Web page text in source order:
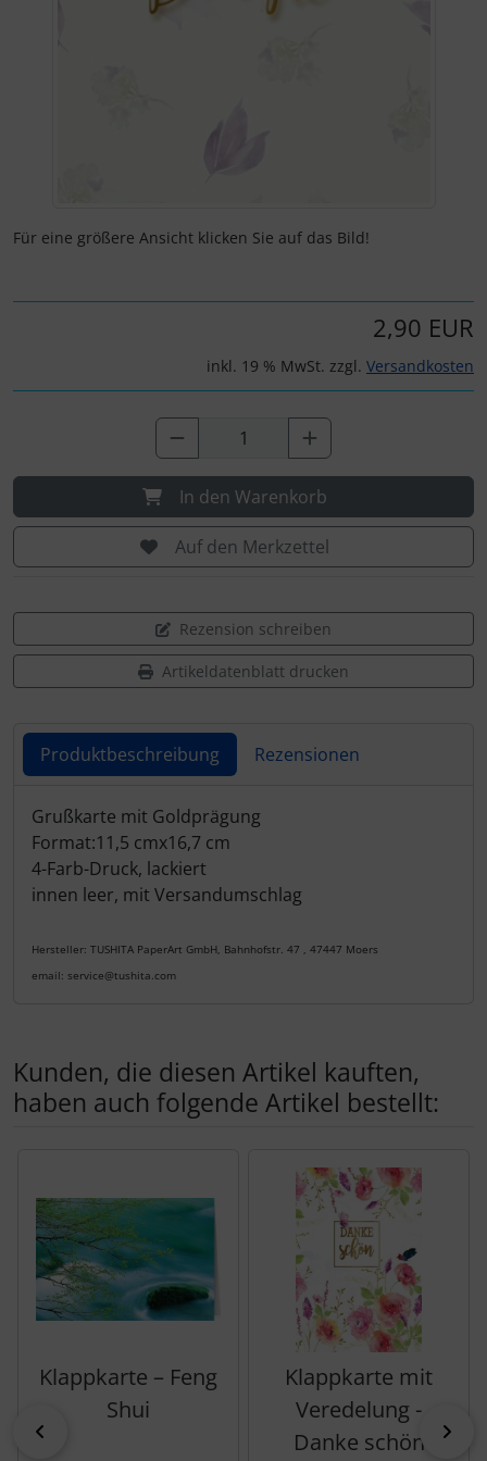
Für eine größere Ansicht klicken Sie auf das Bild!
2,90 EUR
inkl. 19 % MwSt. zzgl. Versandkosten
In den Warenkorb
Auf den Merkzettel
Rezension schreiben
Artikeldatenblatt drucken
Produktbeschreibung Rezensionen
Produktbeschreibung
Grußkarte mit Goldprägung
Format:11,5 cmx16,7 cm
4-Farb-Druck, lackiert
innen leer, mit Versandumschlag
Hersteller: TUSHITA PaperArt GmbH, Bahnhofstr. 47 , 47447 Moers
email: service@tushita.com
Kunden, die diesen Artikel kauften,
haben auch folgende Artikel bestellt:
Klappkarte – Feng
Shui
Klappkarte mit
Veredelung -
Danke schön